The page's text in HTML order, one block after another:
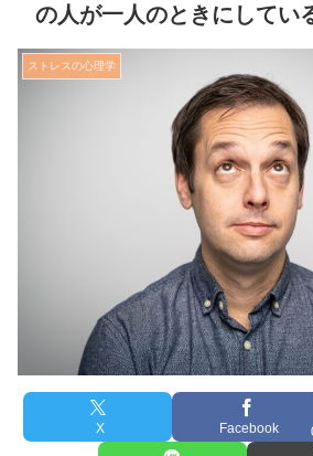
の人が一人のときにしてい
ストレスの心理学
X Facebook